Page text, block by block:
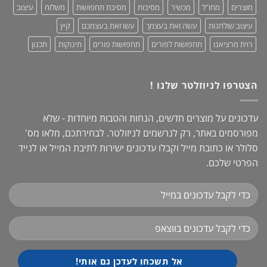
מוצרים
מחו"ל מכשיר מסיבות מסיבת תחפושות משלוח
עיצוב
עיצוב שולחנות
עשה זאת בעצמך עשו זאת בעצמכם
קיץ
רוית מרציאנו
תחפושות לפורים תחפושות פורים תינוקות תכנון
הצטרפו לניוזלטר שלנו !
עדכונים על מוצרים חדשים, הנחות והטבות מיוחדות - שלא
מפורסמים באתר, רק לנרשמים לניזולטר. לבחירתכם, מלאו מס'
סלולר או כתובת מייל וקבלו עדכונים ישירות לתיבת המייל או לנייד
הפרטי שלכם.